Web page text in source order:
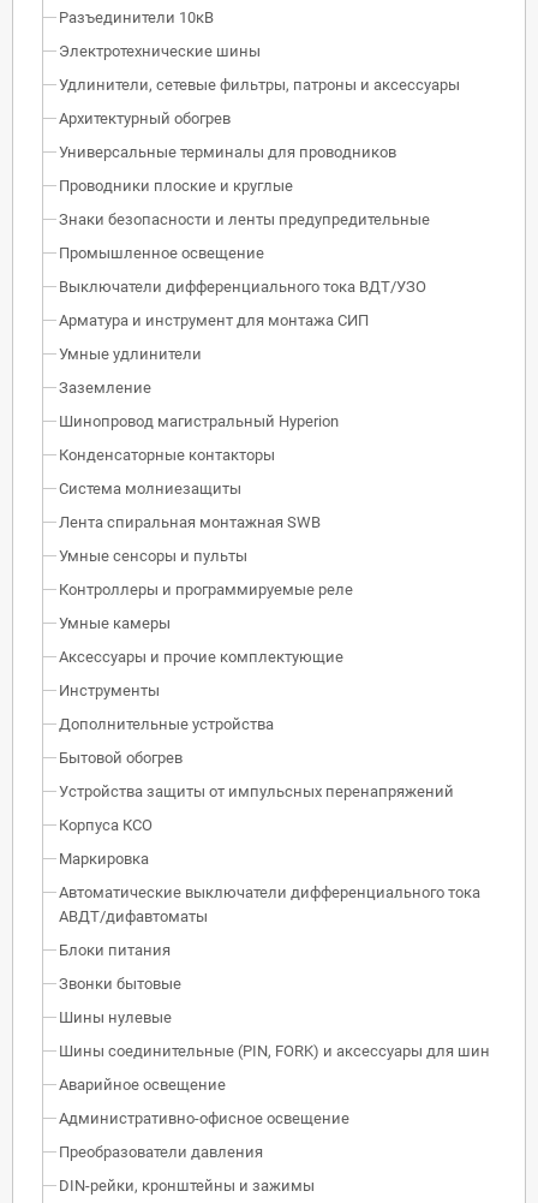
Разъединители 10кВ
Электротехнические шины
Удлинители, сетевые фильтры, патроны и аксессуары
Архитектурный обогрев
Универсальные терминалы для проводников
Проводники плоские и круглые
Знаки безопасности и ленты предупредительные
Промышленное освещение
Выключатели дифференциального тока ВДТ/УЗО
Арматура и инструмент для монтажа СИП
Умные удлинители
Заземление
Шинопровод магистральный Hyperion
Конденсаторные контакторы
Система молниезащиты
Лента спиральная монтажная SWB
Умные сенсоры и пульты
Контроллеры и программируемые реле
Умные камеры
Аксессуары и прочие комплектующие
Инструменты
Дополнительные устройства
Бытовой обогрев
Устройства защиты от импульсных перенапряжений
Корпуса КСО
Маркировка
Автоматические выключатели дифференциального тока
АВДТ/дифавтоматы
Блоки питания
Звонки бытовые
Шины нулевые
Шины соединительные (PIN, FORK) и аксессуары для шин
Аварийное освещение
Административно-офисное освещение
Преобразователи давления
DIN-рейки, кронштейны и зажимы